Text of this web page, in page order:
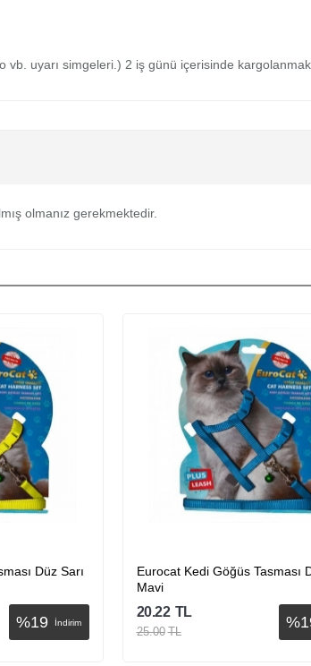
uyarı simgeleri.) 2 iş günü içerisinde
olmanız gerekmektedir.
Düz Sarı
%19 İndirim
Eurocat Kedi Göğüs Tasması
Mavi
%
20.22 TL
25.00 TL